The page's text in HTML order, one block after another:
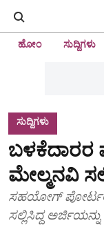
ಹೋಂ ಸುದ್ದಿಗಳು
ಸುದ್ದಿಗಳು
ಬಳಕೆದಾರರ
ಮೇಲ್ಮನವಿ
ಸಹಯೋಗ್‌ ಪೋರ್ಟಲ್‌
ಸಲ್ಲಿಸಿದ್ದ